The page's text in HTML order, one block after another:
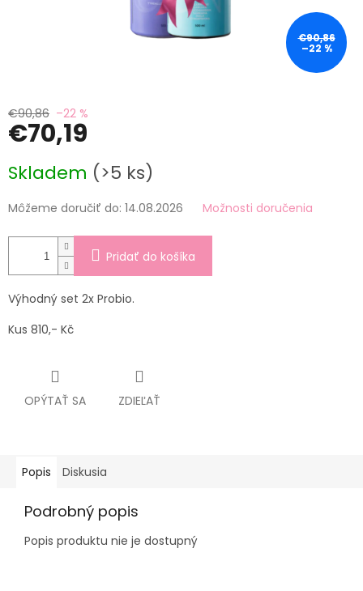
€90,86
–22 %
€90,86 –22 %
€70,19
cena:
Skladem (>5 ks)
Môžeme doručiť do: 14.08.2026 Možnosti doručenia
Pridať do košíka
Výhodný set 2x Probio.
Kus 810,- Kč
OPÝTAŤ SA ZDIEĽAŤ
Popis Diskusia
Podrobný popis
Popis produktu nie je dostupný